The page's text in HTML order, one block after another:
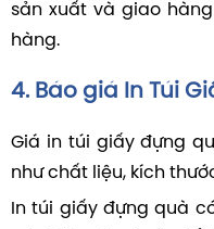
sản xuất và giao
hàng.
4. Báo giá In Túi
Giá in túi giấy đựng
như chất liệu, kích
In túi giấy đựng quà